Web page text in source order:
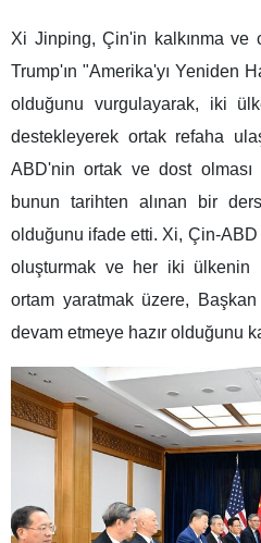
Xi Jinping, Çin'in kalkınma ve
Trump'ın "Amerika'yı Yeniden
olduğunu vurgulayarak, iki
destekleyerek ortak refaha
ABD'nin ortak ve dost
bunun tarihten alınan bir
olduğunu ifade etti. Xi, Çin-
oluşturmak ve her iki ülkenin
ortam yaratmak üzere,
devam etmeye hazır olduğunu